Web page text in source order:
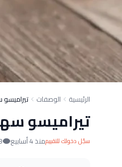
الرئيسية الوصفات
تيراميسو
سجّل دخولك للتقييممنذ 4 أسابيع